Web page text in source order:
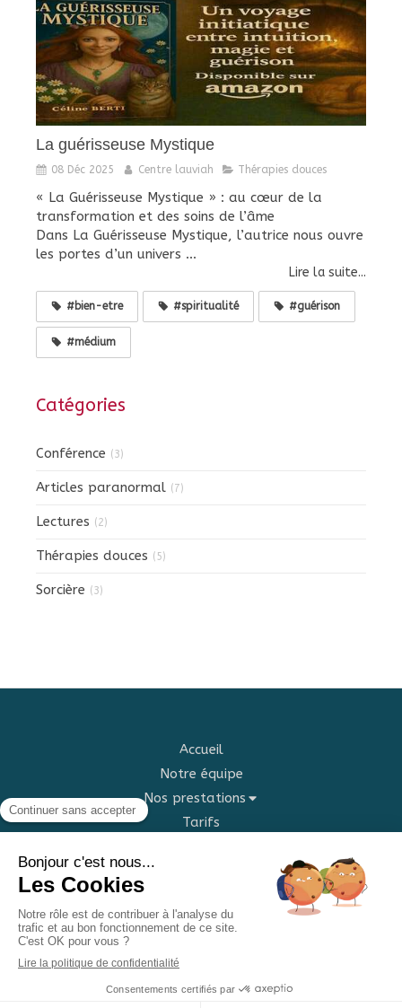
La guérisseuse Mystique
08 Déc 2025 Centre lauviah Thérapies douces
« La Guérisseuse Mystique » : au cœur de la
transformation et des soins de l’âme
Dans La Guérisseuse Mystique, l’autrice nous ouvre
les portes d’un univers ...
Lire la suite...
#bien-etre #spiritualité #guérison
#médium
Catégories
Conférence (3)
Articles paranormal (7)
Lectures (2)
Thérapies douces (5)
Sorcière (3)
Accueil
Notre équipe
Nos prestations
Tarifs
©2022 Centre lauviah - médecines douces et arts
divinatoires
Plan du site
Mentions légales